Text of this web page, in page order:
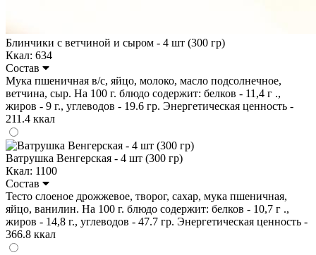
Блинчики с ветчиной и сыром - 4 шт (300 гр)
Ккал: 634
Состав
Мука пшеничная в/с, яйцо, молоко, масло подсолнечное,
ветчина, сыр. На 100 г. блюдо содержит: белков - 11,4 г .,
жиров - 9 г., углеводов - 19.6 гр. Энергетическая ценность -
211.4 ккал
Ватрушка Венгерская - 4 шт (300 гр)
Ккал: 1100
Состав
Тесто слоеное дрожжевое, творог, сахар, мука пшеничная,
яйцо, ванилин. На 100 г. блюдо содержит: белков - 10,7 г .,
жиров - 14,8 г., углеводов - 47.7 гр. Энергетическая ценность -
366.8 ккал